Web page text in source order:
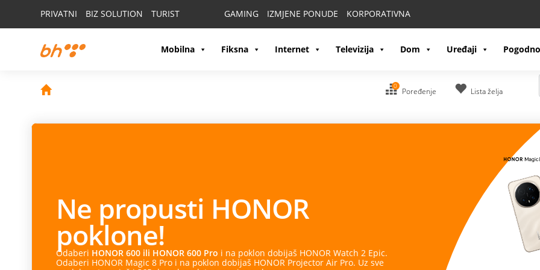
PRIVATNI BIZ SOLUTION TURIST GAMING IZMJENE PONUDE KORPORATIVNA
Mobilna Fiksna Internet Televizija Dom Uređaji
0
Poređenje Lista želja
Ne propusti HONOR
poklone!
Odaberi HONOR 600 ili HONOR 600 Pro i na poklon dobijaš HONOR Watch 2 Epic.
Odaberi HONOR Magic 8 Pro i na poklon dobijaš HONOR Projector Air Pro. Uz sve